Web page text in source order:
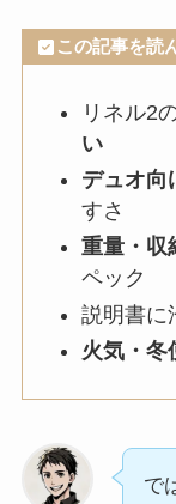
この記事を読
リネル2
い
デュオ向
すさ
重量・収
ペック
説明書に
火気・冬
で